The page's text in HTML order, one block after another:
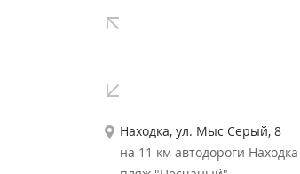
Находка, ул. Мыс Серый, 8
на 11 км автодороги